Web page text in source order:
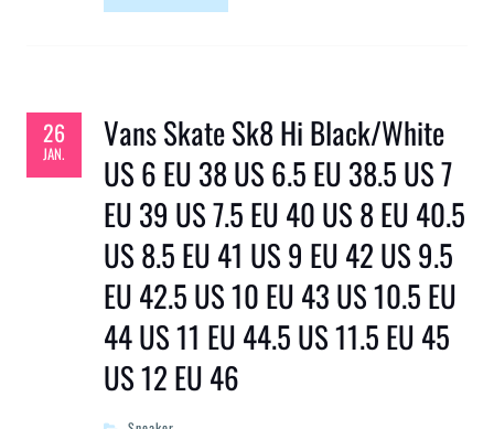
26
JAN.
Vans Skate Sk8 Hi Black/White
US 6 EU 38 US 6.5 EU 38.5 US 7
EU 39 US 7.5 EU 40 US 8 EU 40.5
US 8.5 EU 41 US 9 EU 42 US 9.5
EU 42.5 US 10 EU 43 US 10.5 EU
44 US 11 EU 44.5 US 11.5 EU 45
US 12 EU 46